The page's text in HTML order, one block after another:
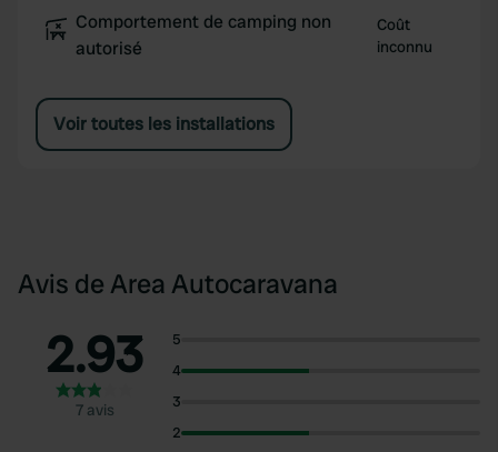
Comportement de camping non
autorisé
Coût
inconnu
Voir toutes les installations
Avis de Area Autocaravana
2.93
7 avis
5
4
3
2